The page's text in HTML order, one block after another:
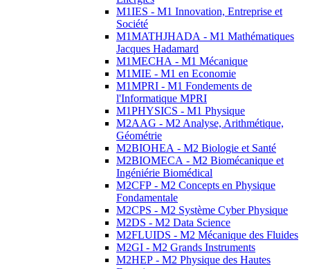
M1IES - M1 Innovation, Entreprise et
Société
M1MATHJHADA - M1 Mathématiques
Jacques Hadamard
M1MECHA - M1 Mécanique
M1MIE - M1 en Economie
M1MPRI - M1 Fondements de
l'Informatique MPRI
M1PHYSICS - M1 Physique
M2AAG - M2 Analyse, Arithmétique,
Géométrie
M2BIOHEA - M2 Biologie et Santé
M2BIOMECA - M2 Biomécanique et
Ingéniérie Biomédical
M2CFP - M2 Concepts en Physique
Fondamentale
M2CPS - M2 Système Cyber Physique
M2DS - M2 Data Science
M2FLUIDS - M2 Mécanique des Fluides
M2GI - M2 Grands Instruments
M2HEP - M2 Physique des Hautes